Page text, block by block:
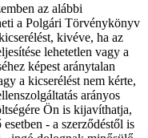
az alábbi
a Polgári Törvénykönyv
kivéve, ha az
lehetetlen vagy a
képest aránytalan
a kicserélést nem kérte,
arányos
Ön is kijavíthatja,
- a szerződéstől is